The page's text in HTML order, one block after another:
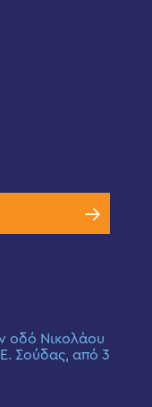
οδό Νικολάου
Σούδας, από 3